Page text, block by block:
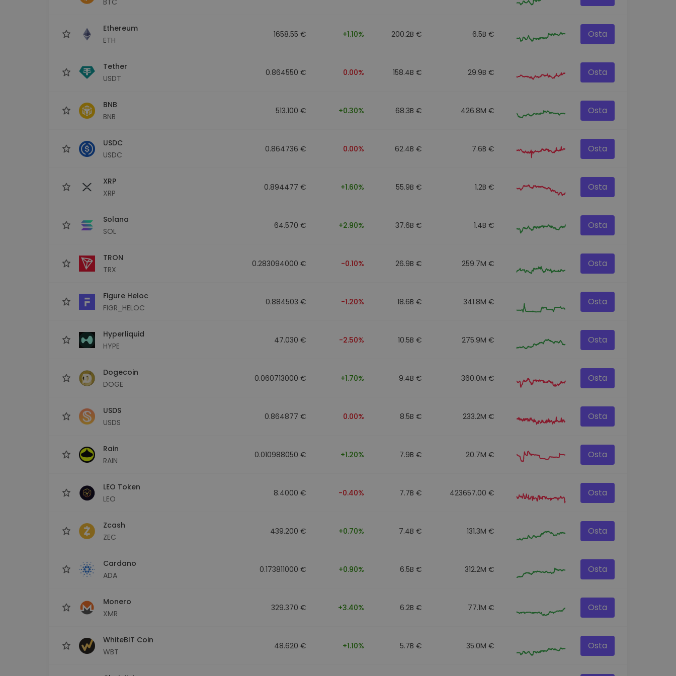
Ethereum
ETH
1658.55 € +1.10% 200.2B € 6.5B € Osta
Tether
USDT
0.864550 € 0.00% 158.4B € 29.9B € Osta
BNB
BNB
513.100 € +0.30% 68.3B € 426.8M € Osta
USDC
USDC
0.864736 € 0.00% 62.4B € 7.6B € Osta
XRP
XRP
0.894477 € +1.60% 55.9B € 1.2B € Osta
Solana
SOL
64.570 € +2.90% 37.6B € 1.4B € Osta
TRON
TRX
0.283094000 € -0.10% 26.9B € 259.7M € Osta
Figure Heloc
FIGR_HELOC
0.884503 € -1.20% 18.6B € 341.8M € Osta
Hyperliquid
HYPE
47.030 € -2.50% 10.5B € 275.9M € Osta
Dogecoin
DOGE
0.060713000 € +1.70% 9.4B € 360.0M € Osta
USDS
USDS
0.864877 € 0.00% 8.5B € 233.2M € Osta
Rain
RAIN
0.010988050 € +1.20% 7.9B € 20.7M € Osta
LEO Token
LEO
8.4000 € -0.40% 7.7B € 423657.00 € Osta
Zcash
ZEC
439.200 € +0.70% 7.4B € 131.3M € Osta
Cardano
ADA
0.173811000 € +0.90% 6.5B € 312.2M € Osta
Monero
XMR
329.370 € +3.40% 6.2B € 77.1M € Osta
WhiteBIT Coin
WBT
48.620 € +1.10% 5.7B € 35.0M € Osta